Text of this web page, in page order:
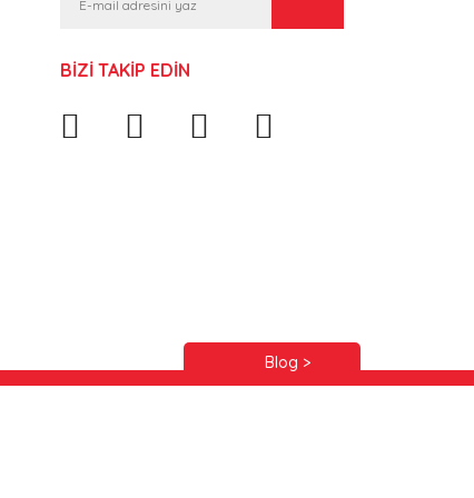
BİZİ TAKİP EDİN
Blog >